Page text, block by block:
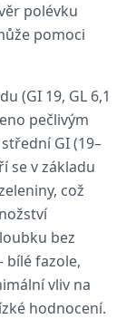
polévku
pomoci
(GI 19, GL 6,1
pečlivým
GI (19–
se v základu
což
bez
bílé fazole,
vliv na
hodnocení.